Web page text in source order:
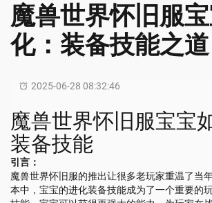
魔兽世界怀旧服
化：装备技能之道
2025-06-28 08:32:46
魔兽世界怀旧服宝宝
装备技能
引言：
魔兽世界怀旧服的推出让很多老玩家重温了当
本中，宝宝的进化装备技能成为了一个重要的